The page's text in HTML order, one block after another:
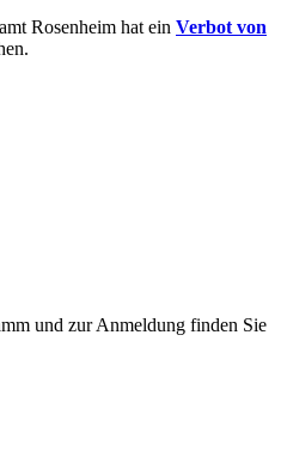
Rosenheim hat ein Verbot von
und zur Anmeldung finden Sie